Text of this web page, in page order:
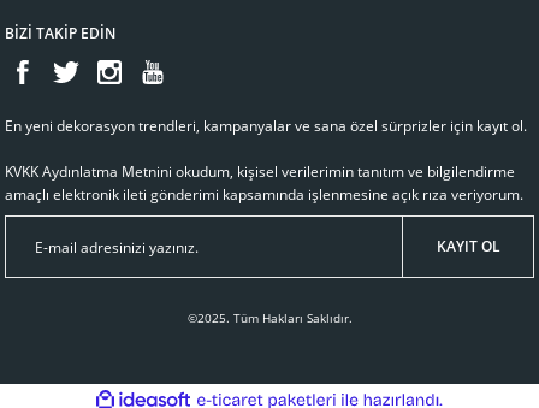
BİZİ TAKİP EDİN
En yeni dekorasyon trendleri, kampanyalar ve sana özel sürprizler için kayıt ol.
KVKK Aydınlatma Metnini okudum, kişisel verilerimin tanıtım ve bilgilendirme
amaçlı elektronik ileti gönderimi kapsamında işlenmesine açık rıza veriyorum.
KAYIT OL
©2025. Tüm Hakları Saklıdır.
ideasoft e-